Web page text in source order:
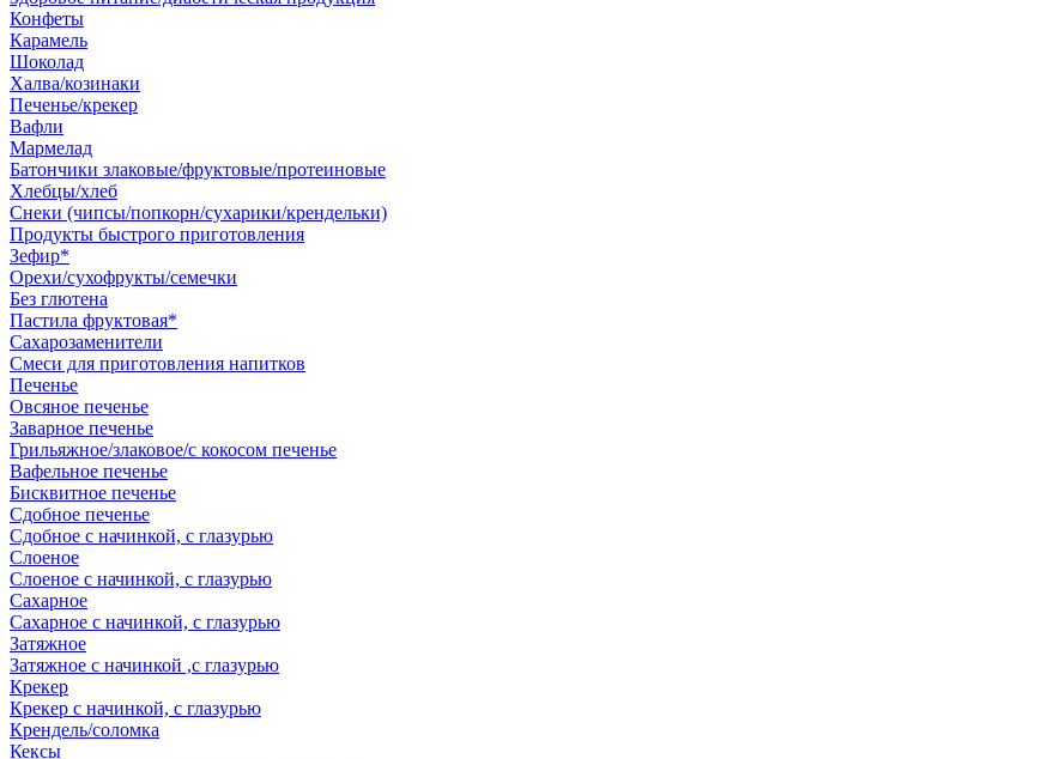
Конфеты
Карамель
Шоколад
Халва/козинаки
Печенье/крекер
Вафли
Мармелад
Батончики злаковые/фруктовые/протеиновые
Хлебцы/хлеб
Снеки (чипсы/попкорн/сухарики/крендельки)
Продукты быстрого приготовления
Зефир*
Орехи/сухофрукты/семечки
Без глютена
Пастила фруктовая*
Сахарозаменители
Смеси для приготовления напитков
Печенье
Овсяное печенье
Заварное печенье
Грильяжное/злаковое/с кокосом печенье
Вафельное печенье
Бисквитное печенье
Сдобное печенье
Сдобное с начинкой, с глазурью
Слоеное
Слоеное с начинкой, с глазурью
Сахарное
Сахарное с начинкой, с глазурью
Затяжное
Затяжное с начинкой ,с глазурью
Крекер
Крекер с начинкой, с глазурью
Крендель/соломка
Кексы